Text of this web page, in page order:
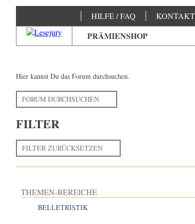
HILFE / FAQ KONTAKT
PRÄMIENSHOP
Hier kannst Du das Forum durchsuchen.
FORUM DURCHSUCHEN
FILTER
FILTER ZURÜCKSETZEN
THEMEN-BEREICHE
BELLETRISTIK